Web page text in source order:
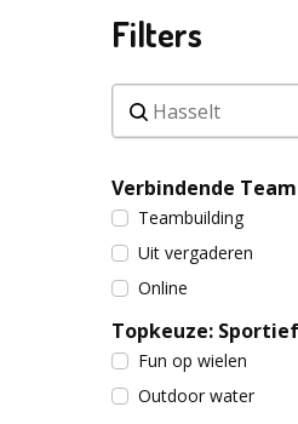
Filters
Verbindende
Teambuilding
Uit vergaderen
Online
Topkeuze:
Fun op wielen
Outdoor water